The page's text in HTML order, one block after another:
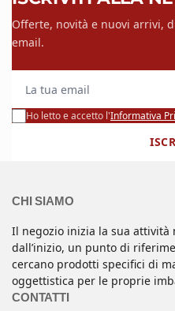
Offerte, novità e nuovi arrivi,
email.
Ho letto e accetto l'Informativa
CHI SIAMO
Il negozio inizia la sua attività
dall’inizio, un punto di
cercano prodotti specifici di
oggettistica per le proprie
CONTATTI